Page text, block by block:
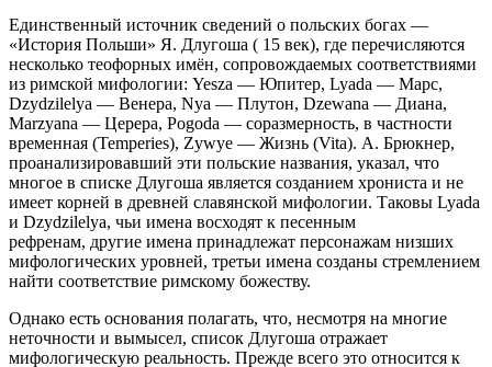
Единственный источник сведений о польских богах —
«История Польши» Я. Длугоша ( 15 век), где перечисляются
несколько теофорных имён, сопровождаемых соответствиями
из римской мифологии: Yesza — Юпитер, Lyada — Марс,
Dzydzilelya — Венера, Nya — Плутон, Dzewana — Диана,
Marzyana — Церера, Pogoda — соразмерность, в частности
временная (Temperies), Zywye — Жизнь (Vita). А. Брюкнер,
проанализировавший эти польские названия, указал, что
многое в списке Длугоша является созданием хрониста и не
имеет корней в древней славянской мифологии. Таковы Lyada
и Dzydzilelya, чьи имена восходят к песенным
рефренам, другие имена принадлежат персонажам низших
мифологических уровней, третьи имена созданы стремлением
найти соответствие римскому божеству.
Однако есть основания полагать, что, несмотря на многие
неточности и вымысел, список Длугоша отражает
мифологическую реальность. Прежде всего это относится к